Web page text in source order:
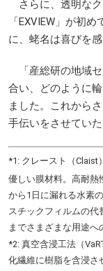
さらに、透明な
「EXVIEW」が初
に、蛯名は喜びを感
「産総研の地域セ
合い、どのように
ました。これから
手伝いをさせてい
*1: クレースト（Claist
優しい膜材料。高耐熱
から1日に漏れる水素
スチックフィルムの代
までさまざまな用途へ
*2: 真空含浸工法（
化繊維に樹脂を含浸さ